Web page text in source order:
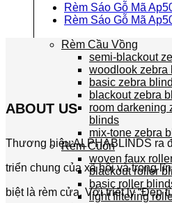
Rèm Cầu Vồng
semi-blackout
woodlook zebra
basic zebra
blackout zebra
room darkening
blinds
mix-tone zebra
Rèm Cuốn
woven faux
blackout roller
basic roller
light filtering
Rèm Sáo Gỗ Mã
Rèm Sáo Gỗ Mã
ABOUT US
Thương hiệu ALPHABLINDS ra
triển chung của xã hội và trong
biệt là rèm cửa. Với triết lý “Đẹp